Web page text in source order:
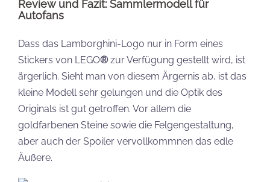
Review und Fazit: Sammlermodell für
Autofans
Dass das Lamborghini-Logo nur in Form eines
Stickers von LEGO®zur Verfügung gestellt wird, ist
ärgerlich. Sieht man von diesem Ärgernis ab, ist das
kleine Modell sehr gelungen und die Optik des
Originals ist gut getroffen. Vor allem die
goldfarbenen Steine sowie die Felgengestaltung,
aber auch der Spoiler vervollkommnen das edle
Äußere.